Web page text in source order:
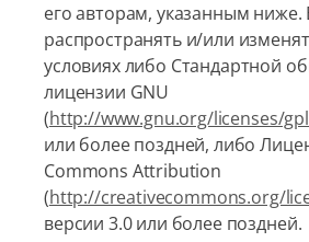
его авторам, указанным
распространять и/или
условиях либо Стандартной
лицензии GNU
(http://www.gnu.org/licenses/
или более поздней, либо
Commons Attribution
(http://creativecommons.org/
версии 3.0 или более поздней.